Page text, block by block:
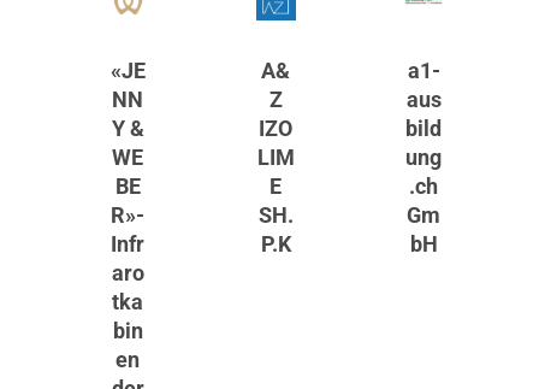
«JE
NN
Y &
WE
BE
R»-
Infr
aro
tka
bin
en
A&
Z
IZO
LIM
E
SH.
P.K
a1-
aus
bild
ung
.ch
Gm
bH